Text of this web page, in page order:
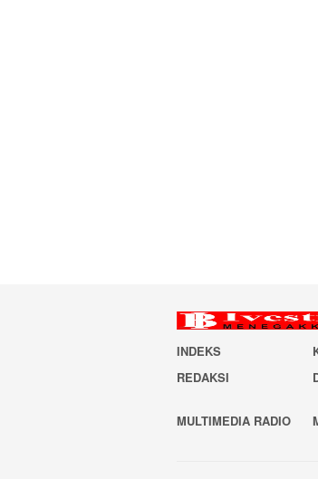
INDEKS
REDAKSI
MULTIMEDIA RADIO